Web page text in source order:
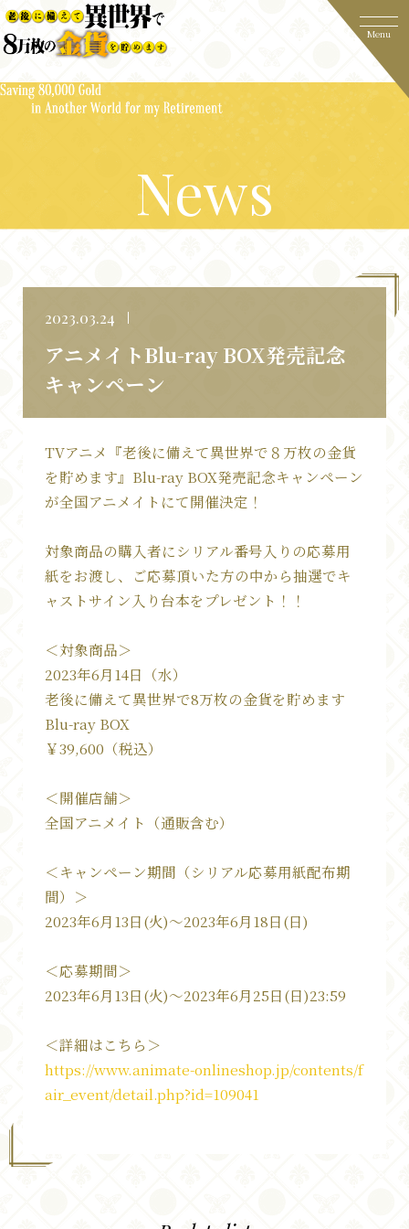
Top
News
Introduction
Story
Character
Music
Movie
Staff&Cast
Onair
Blu-ray
News
アニメイトBlu-ray BOX発売記念
キャンペーン
2023.03.24
TVアニメ『老後に備えて異世界で８万枚の金貨
を貯めます』Blu-ray BOX発売記念キャンペーン
が全国アニメイトにて開催決定！
対象商品の購入者にシリアル番号入りの応募用
紙をお渡し、ご応募頂いた方の中から抽選でキ
ャストサイン入り台本をプレゼント！！
＜対象商品＞
2023年6月14日（水）
老後に備えて異世界で8万枚の金貨を貯めます
Blu-ray BOX
￥39,600（税込）
＜開催店舗＞
全国アニメイト（通販含む）
＜キャンペーン期間（シリアル応募用紙配布期
間）＞
2023年6月13日(火)～2023年6月18日(日)
＜応募期間＞
2023年6月13日(火)～2023年6月25日(日)23:59
＜詳細はこちら＞
https://www.animate-onlineshop.jp/contents/f
air_event/detail.php?id=109041